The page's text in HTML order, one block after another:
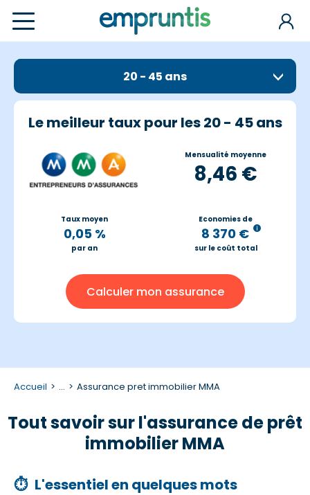
20 - 45 ans
Le meilleur taux pour les 20 - 45 ans
Mensualité moyenne
8,46 €
Taux moyen
0,05 %
par an
Economies de
8 370 €
sur le coût total
Calculer mon assurance
Accueil ... Assurance pret immobilier MMA
Tout savoir sur l'assurance de prêt
immobilier MMA
⏱ L'essentiel en quelques mots